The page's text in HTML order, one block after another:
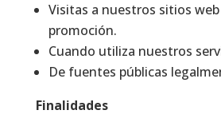
Visitas a nuestros sitios
promoción.
Cuando utiliza nuestros
De fuentes públicas
Finalidades